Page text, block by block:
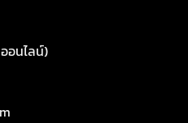
อนไลน์)